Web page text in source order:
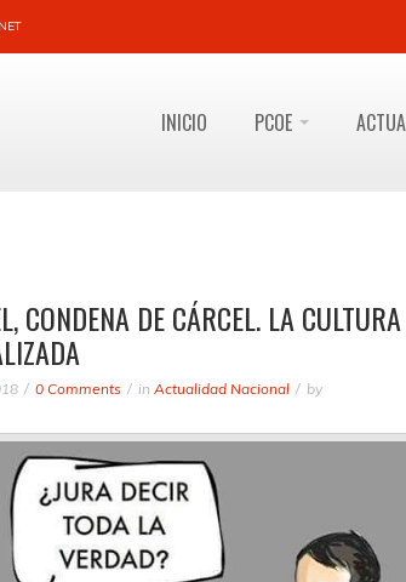
INICIO PCOE
CONDENA DE CÁRCEL. LA
0 Comments in Actualidad Nacional by